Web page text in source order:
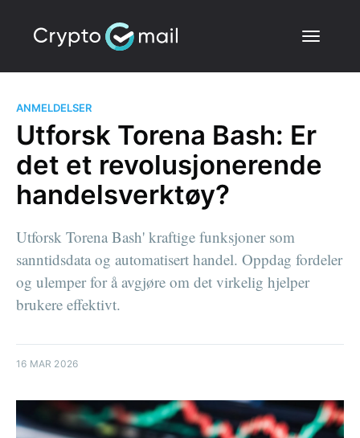
ANMELDELSER
Utforsk Torena Bash: Er
det et revolusjonerende
handelsverktøy?
Utforsk Torena Bash' kraftige funksjoner som
sanntidsdata og automatisert handel. Oppdag fordeler
og ulemper for å avgjøre om det virkelig hjelper
brukere effektivt.
16 MAR 2026